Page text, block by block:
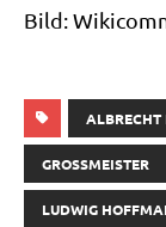
Bild:
ALBRECHT
GROSSMEISTER
LUDWIG